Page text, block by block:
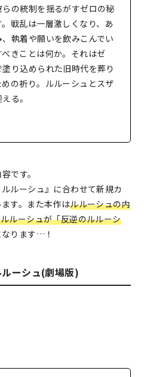
の統制を揺るがすゼロの秘
戦乱は一層激しくなり、あ
執着や願いを飲みこんでい
きことは何か。それはゼ
り込められた旧時代を葬り
の祈り。ルルーシュとスザ
る。
です。
ルーシュ』に合わせて新規カ
す。また本作はルルーシュの内
ルーシュが「反逆のルルーシ
ります…！
ーシュ(劇場版)